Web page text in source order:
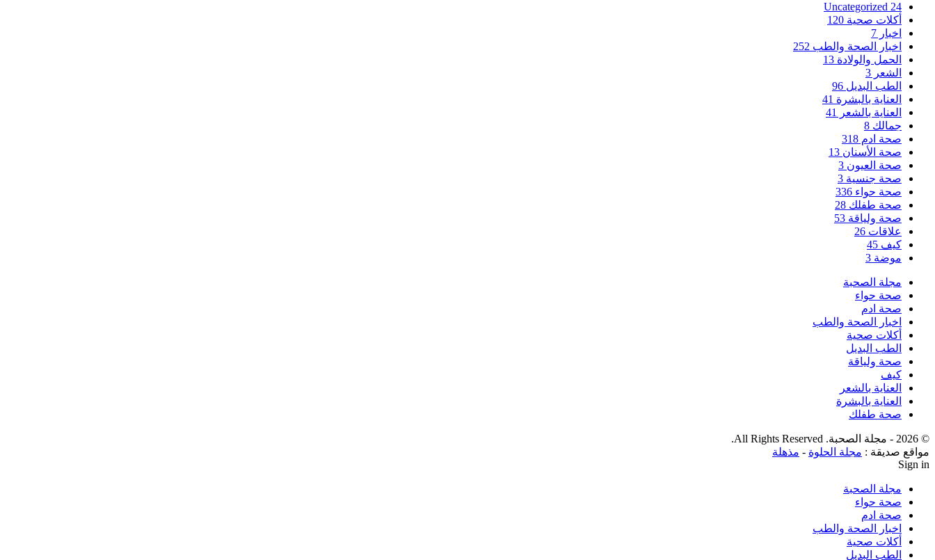
Uncategorized 24
أكلات صحية 120
اخبار 7
اخبار الصحة والطب 252
الحمل والولادة 13
الشعر 3
الطب البديل 96
العناية بالبشرة 41
العناية بالشعر
41
جمالك 8
صحة ادم 318
صحة الأسنان 13
صحة العيون 3
صحة جنسية 3
صحة حواء 336
صحة طفلك 28
صحة ولياقة 53
علاقات 26
كيف 45
موضة 3
مجلة الصحبة
صحة حواء
صحة ادم
اخبار الصحة والطب
أكلات صحية
الطب البديل
صحة ولياقة
كيف
العناية بالشعر
العناية بالبشرة
صحة طفلك
© 2026 - مجلة الصحبة. All Rights Reserved.
مواقع صديقة : مجلة الحلوة - مذهلة
Sign in
مجلة الصحبة
صحة حواء
صحة ادم
اخبار الصحة والطب
أكلات صحية
الطب البديل